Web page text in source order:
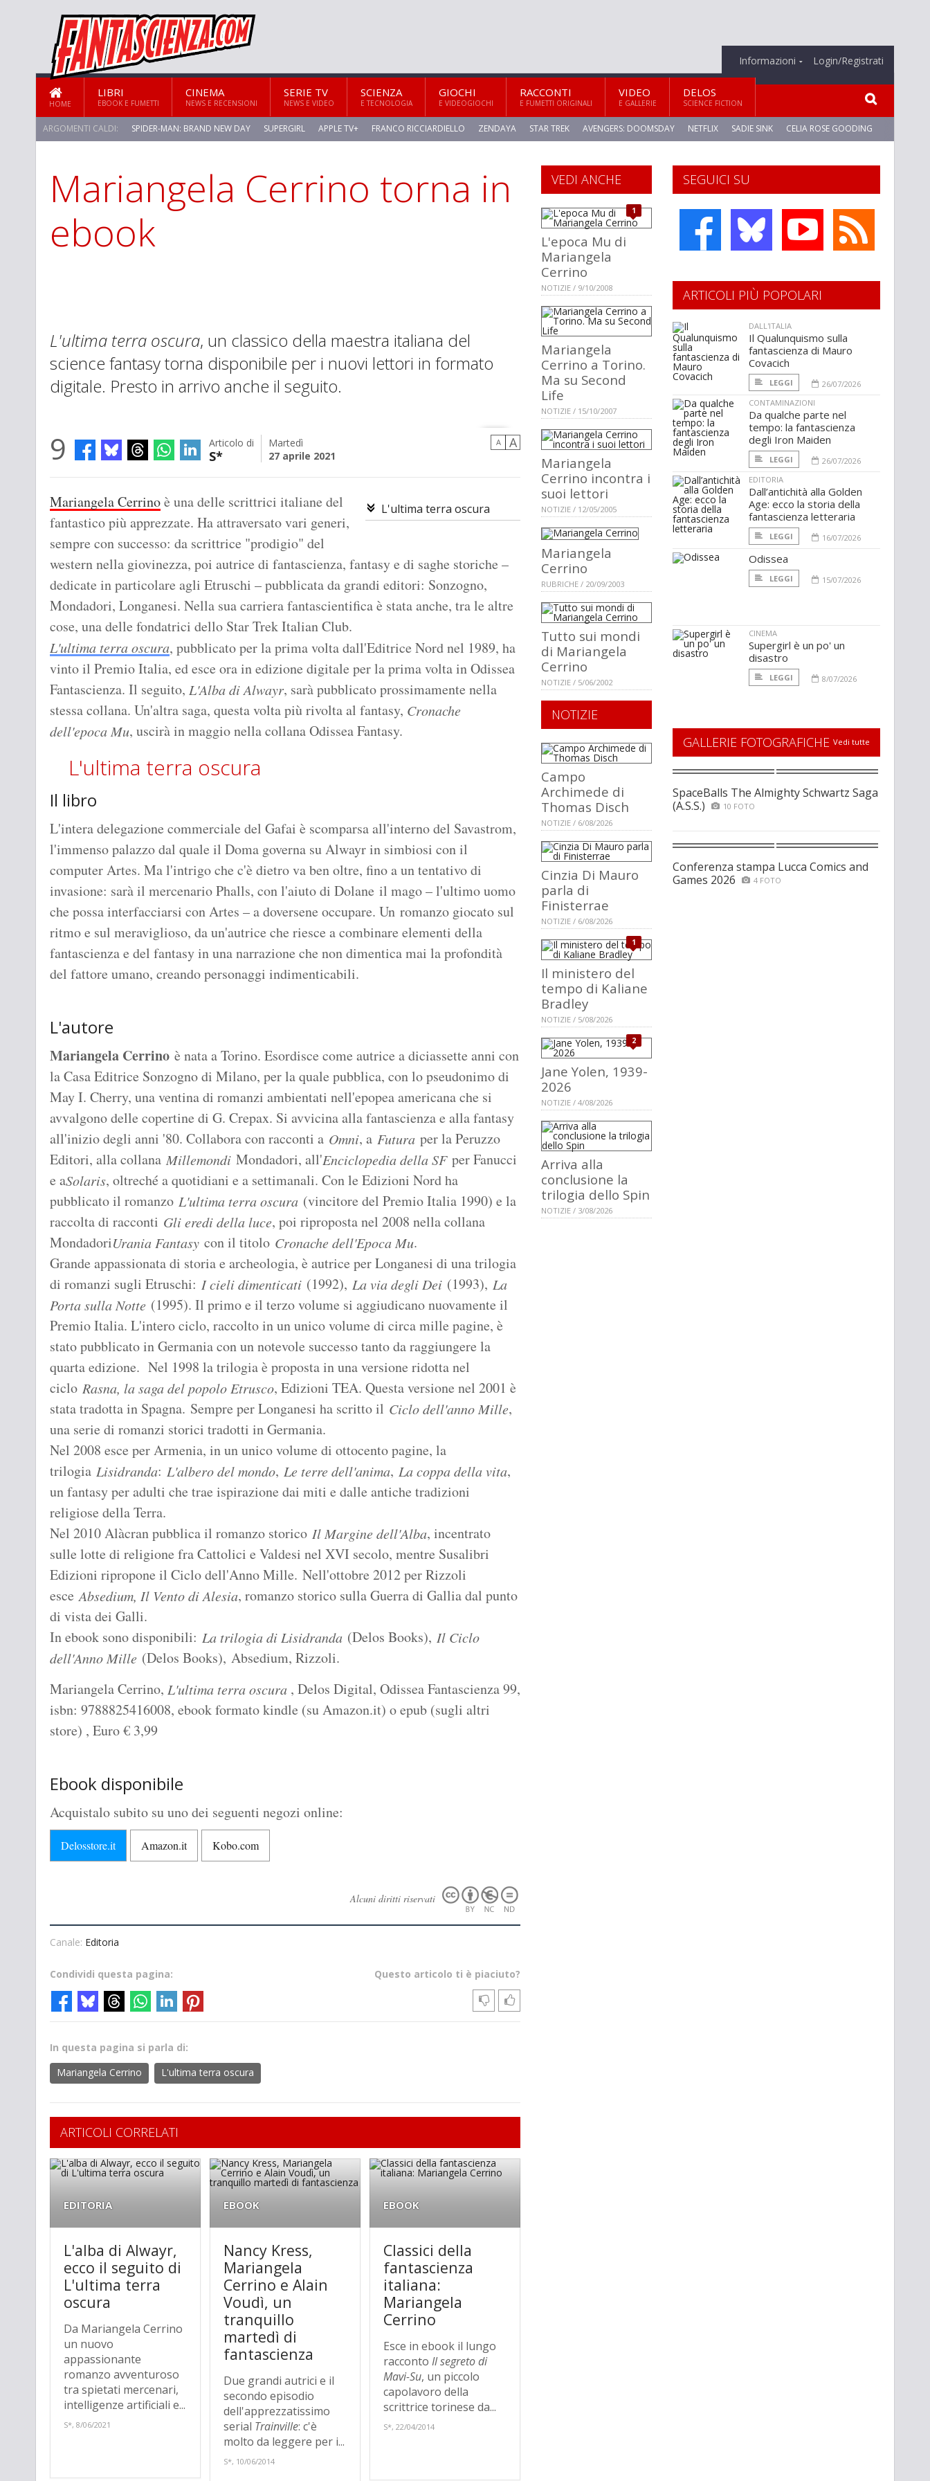
Informazioni Login/Registrati
HOME
LIBRI
EBOOK E FUMETTI
CINEMA
NEWS E RECENSIONI
SERIE TV
NEWS E VIDEO
SCIENZA
E TECNOLOGIA
GIOCHI
E VIDEOGIOCHI
RACCONTI
E FUMETTI ORIGINALI
VIDEO
E GALLERIE
DELOS
SCIENCE FICTION
ARGOMENTI CALDI: SPIDER-MAN: BRAND NEW DAY SUPERGIRL APPLE TV+ FRANCO RICCIARDIELLO ZENDAYA STAR TREK AVENGERS: DOOMSDAY NETFLIX SADIE SINK CELIA ROSE GOODING
Mariangela Cerrino torna in
ebook
L'ultima terra oscura, un classico della maestra italiana del
science fantasy torna disponibile per i nuovi lettori in formato
digitale. Presto in arrivo anche il seguito.
9 Articolo di
S*
Martedì
27 aprile 2021
A A
L'ultima terra oscura
Mariangela Cerrinoè una delle scrittrici italiane del
fantastico più apprezzate. Ha attraversato vari generi,
sempre con successo: da scrittrice "prodigio" del
western nella giovinezza, poi autrice di fantascienza, fantasy e di saghe storiche –
dedicate in particolare agli Etruschi – pubblicata da grandi editori: Sonzogno,
Mondadori, Longanesi. Nella sua carriera fantascientifica è stata anche, tra le altre
cose, una delle fondatrici dello Star Trek Italian Club.
L'ultima terra oscura, pubblicato per la prima volta dall'Editrice Nord nel 1989, ha
vinto il Premio Italia, ed esce ora in edizione digitale per la prima volta in Odissea
Fantascienza. Il seguito, L'Alba di Alwayr, sarà pubblicato prossimamente nella
stessa collana. Un'altra saga, questa volta più rivolta al fantasy, Cronache
dell'epoca Mu, uscirà in maggio nella collana Odissea Fantasy.
L'ultima terra oscura
Il libro
L'intera delegazione commerciale del Gafai è scomparsa all'interno del Savastrom,
l'immenso palazzo dal quale il Doma governa su Alwayr in simbiosi con il
computer Artes. Ma l'intrigo che c'è dietro va ben oltre, fino a un tentativo di
invasione: sarà il mercenario Phalls, con l'aiuto di Dolane il mago – l'ultimo uomo
che possa interfacciarsi con Artes – a doversene occupare. Un romanzo giocato sul
ritmo e sul meraviglioso, da un'autrice che riesce a combinare elementi della
fantascienza e del fantasy in una narrazione che non dimentica mai la profondità
del fattore umano, creando personaggi indimenticabili.
L'autore
Mariangela Cerrino è nata a Torino. Esordisce come autrice a diciassette anni con
la Casa Editrice Sonzogno di Milano, per la quale pubblica, con lo pseudonimo di
May I. Cherry, una ventina di romanzi ambientati nell'epopea americana che si
avvalgono delle copertine di G. Crepax. Si avvicina alla fantascienza e alla fantasy
all'inizio degli anni '80. Collabora con racconti a Omni, a Futura per la Peruzzo
Editori, alla collana Millemondi Mondadori, all'Enciclopedia della SFper Fanucci
e aSolaris, oltreché a quotidiani e a settimanali. Con le Edizioni Nord ha
pubblicato il romanzo L'ultima terra oscura (vincitore del Premio Italia 1990) e la
raccolta di racconti Gli eredi della luce, poi riproposta nel 2008 nella collana
MondadoriUrania Fantasy con il titolo Cronache dell'Epoca Mu.
Grande appassionata di storia e archeologia, è autrice per Longanesi di una trilogia
di romanzi sugli Etruschi: I cieli dimenticati (1992), La via degli Dei (1993), La
Porta sulla Notte (1995). Il primo e il terzo volume si aggiudicano nuovamente il
Premio Italia. L'intero ciclo, raccolto in un unico volume di circa mille pagine, è
stato pubblicato in Germania con un notevole successo tanto da raggiungere la
quarta edizione. Nel 1998 la trilogia è proposta in una versione ridotta nel
ciclo Rasna, la saga del popolo Etrusco, Edizioni TEA. Questa versione nel 2001 è
stata tradotta in Spagna. Sempre per Longanesi ha scritto il Ciclo dell'anno Mille,
una serie di romanzi storici tradotti in Germania.
Nel 2008 esce per Armenia, in un unico volume di ottocento pagine, la
trilogia Lisidranda: L'albero del mondo, Le terre dell'anima, La coppa della vita,
un fantasy per adulti che trae ispirazione dai miti e dalle antiche tradizioni
religiose della Terra.
Nel 2010 Alàcran pubblica il romanzo storico Il Margine dell'Alba, incentrato
sulle lotte di religione fra Cattolici e Valdesi nel XVI secolo, mentre Susalibri
Edizioni ripropone il Ciclo dell'Anno Mille. Nell'ottobre 2012 per Rizzoli
esce Absedium, Il Vento di Alesia, romanzo storico sulla Guerra di Gallia dal punto
di vista dei Galli.
In ebook sono disponibili: La trilogia di Lisidranda (Delos Books), Il Ciclo
dell'Anno Mille (Delos Books), Absedium, Rizzoli.
Mariangela Cerrino, L'ultima terra oscura , Delos Digital, Odissea Fantascienza 99,
isbn: 9788825416008, ebook formato kindle (su Amazon.it) o epub (sugli altri
store) , Euro€ 3,99
Ebook disponibile
Acquistalo subito su uno dei seguenti negozi online:
Delosstore.it Amazon.it Kobo.com
Alcuni diritti riservati
Canale: Editoria
Questo articolo ti è piaciuto?
Condividi questa pagina:
In questa pagina si parla di:
Mariangela Cerrino
L'ultima terra oscura
ARTICOLI CORRELATI
EDITORIA
L'alba di Alwayr,
ecco il seguito di
L'ultima terra
oscura
Da Mariangela Cerrino
un nuovo
appassionante
romanzo avventuroso
tra spietati mercenari,
intelligenze artificiali e...
S*, 8/06/2021
EBOOK
Nancy Kress,
Mariangela
Cerrino e Alain
Voudì, un
tranquillo
martedì di
fantascienza
Due grandi autrici e il
secondo episodio
dell'apprezzatissimo
serial Trainville: c'è
molto da leggere per i...
S*, 10/06/2014
EBOOK
Classici della
fantascienza
italiana:
Mariangela
Cerrino
Esce in ebook il lungo
raccontoIl segreto di
Mavi-Su, un piccolo
capolavoro della
scrittrice torinese da...
S*, 22/04/2014
SEGUICI SU
VEDI ANCHE
1
L'epoca Mu di
Mariangela
Cerrino
NOTIZIE / 9/10/2008
Mariangela
Cerrino a Torino.
Ma su Second
Life
NOTIZIE / 15/10/2007
Mariangela
Cerrino incontra i
suoi lettori
NOTIZIE / 12/05/2005
Mariangela
Cerrino
RUBRICHE / 20/09/2003
Tutto sui mondi
di Mariangela
Cerrino
NOTIZIE / 5/06/2002
NOTIZIE
Campo
Archimede di
Thomas Disch
NOTIZIE / 6/08/2026
Cinzia Di Mauro
parla di
Finisterrae
NOTIZIE / 6/08/2026
1
Il ministero del
tempo di Kaliane
Bradley
NOTIZIE / 5/08/2026
2
Jane Yolen, 1939-
2026
NOTIZIE / 4/08/2026
Arriva alla
conclusione la
trilogia dello Spin
NOTIZIE / 3/08/2026
ARTICOLI PIÙ POPOLARI
DALL'ITALIA
Il Qualunquismo sulla
fantascienza di Mauro
Covacich
LEGGI
26/07/2026
CONTAMINAZIONI
Da qualche parte nel
tempo: la fantascienza
degli Iron Maiden
LEGGI
26/07/2026
EDITORIA
Dall’antichità alla Golden
Age: ecco la storia della
fantascienza letteraria
LEGGI 16/07/2026
Odissea
LEGGI 15/07/2026
CINEMA
Supergirl è un po' un
disastro
LEGGI 8/07/2026
GALLERIE FOTOGRAFICHE Vedi tutte
SpaceBalls The Almighty Schwartz Saga
(A.S.S.)
10 FOTO
Conferenza stampa Lucca Comics and
Games 2026
4 FOTO